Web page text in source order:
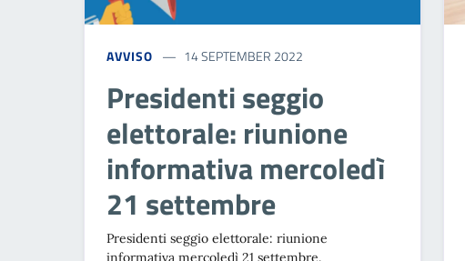
AVVISO 14 SEPTEMBER 2022
Presidenti seggio
elettorale: riunione
informativa mercoledì
21 settembre
Presidenti seggio elettorale: riunione
informativa mercoledì 21 settembre.